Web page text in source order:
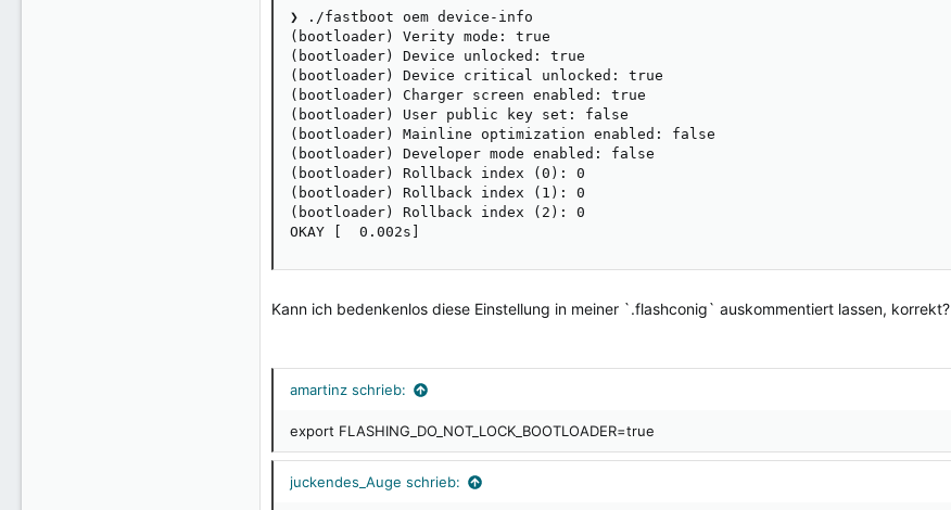
❯ ./fastboot oem device-info
(bootloader) Verity mode: true
(bootloader) Device unlocked: true
(bootloader) Device critical unlocked: true
(bootloader) Charger screen enabled: true
(bootloader) User public key set: false
(bootloader) Mainline optimization enabled: false
(bootloader) Developer mode enabled: false
(bootloader) Rollback index (0): 0
(bootloader) Rollback index (1): 0
(bootloader) Rollback index (2): 0
OKAY [  0.002s]
Kann ich bedenkenlos diese Einstellung in meiner `.flashconig` auskommentiert lassen, korrekt?
amartinz schrieb:
export FLASHING_DO_NOT_LOCK_BOOTLOADER=true
juckendes_Auge schrieb: